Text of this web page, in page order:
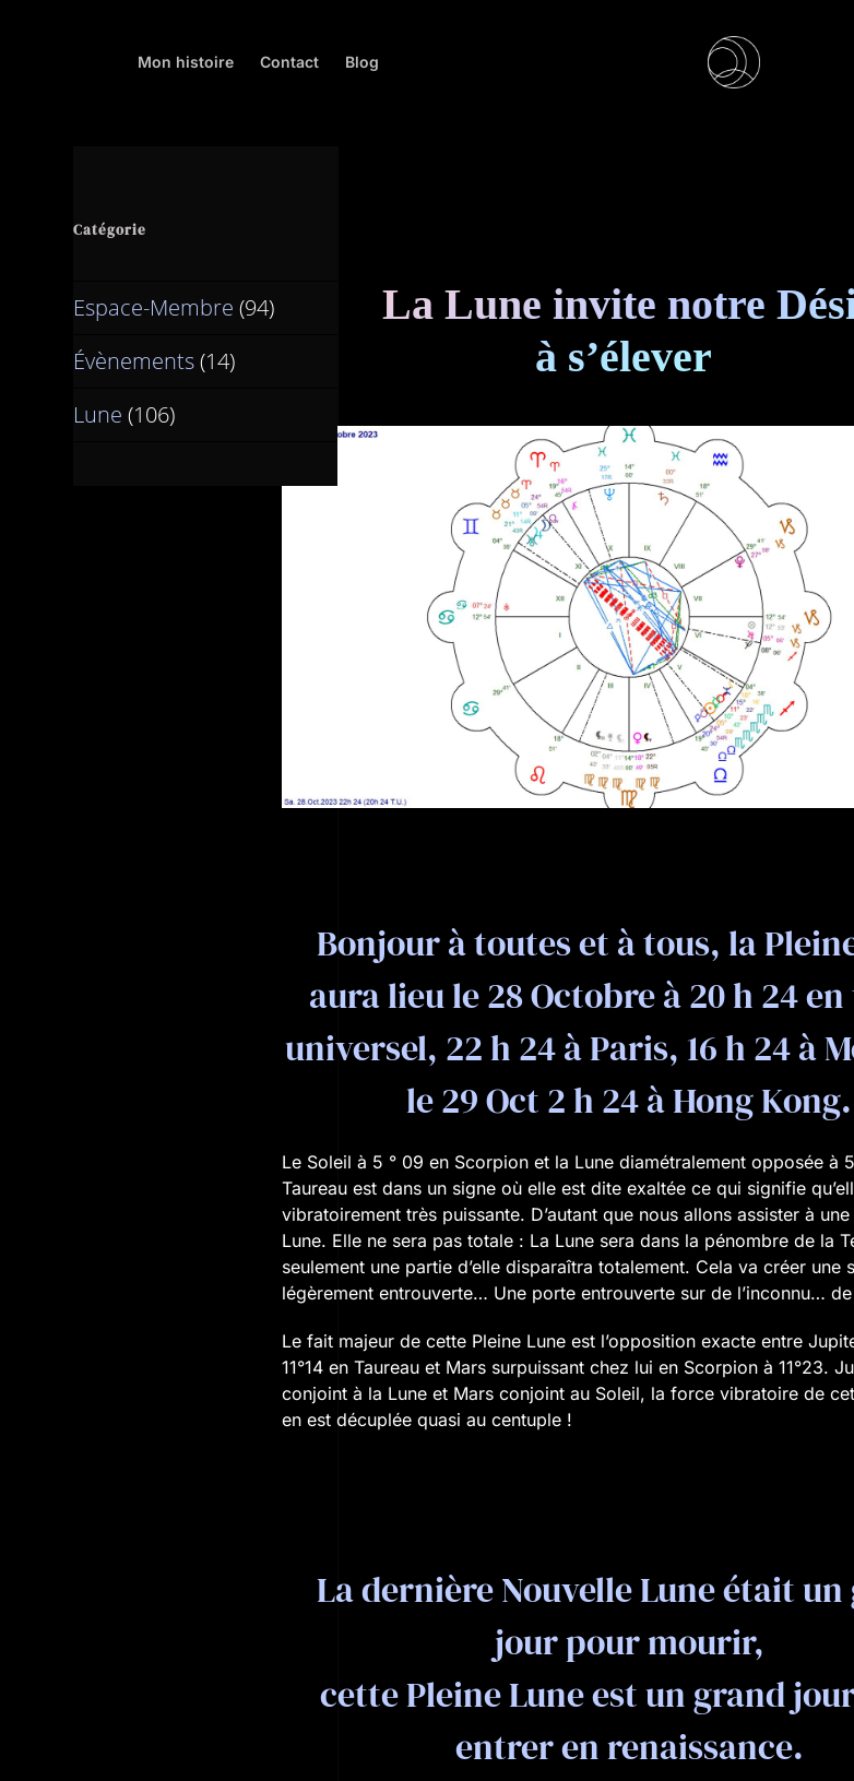
Mon histoire Contact Blog
La Lune invite notre
à s’élever
Bonjour à toutes et à tous, la
aura lieu le 28 Octobre à 20 h 24
universel, 22 h 24 à Paris, 16 h 24 à
le 29 Oct 2 h 24 à Hong Kong.
Le Soleil à 5 ° 09 en Scorpion et la Lune diamétralement opposée à
Taureau est dans un signe où elle est dite exaltée ce qui signifie
vibratoirement très puissante. D’autant que nous allons assister à
Lune. Elle ne sera pas totale : La Lune sera dans la pénombre de la
seulement une partie d’elle disparaîtra totalement. Cela va créer une
légèrement entrouverte… Une porte entrouverte sur de l’inconnu…
Le fait majeur de cette Pleine Lune est l’opposition exacte entre
11°14 en Taureau et Mars surpuissant chez lui en Scorpion à 11°23.
conjoint à la Lune et Mars conjoint au Soleil, la force vibratoire de
en est décuplée quasi au centuple !
La dernière Nouvelle Lune était
jour pour mourir,
cette Pleine Lune est un grand
entrer en renaissance.
Catégorie
Espace-Membre (94)
Évènements(14)
Lune (106)